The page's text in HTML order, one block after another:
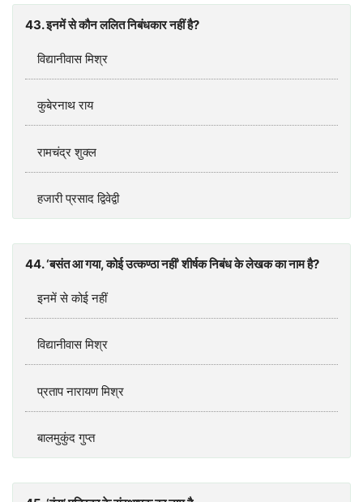
43. इनमें से कौन ललित निबंधकार नहीं है?
विद्यानीवास मिश्र
कुबेरनाथ राय
रामचंद्र शुक्‍ल
हजारी प्रसाद द्विवेद्वी
44. ‘बसंत आ गया, कोई उत्‍कण्‍ठा नहीं’ शीर्षक निबंध के लेखक का नाम है?
इनमें से कोई नहीं
विद्यानीवास मिश्र
प्रताप नारायण मिश्र
बालमुकुंद गुप्‍त